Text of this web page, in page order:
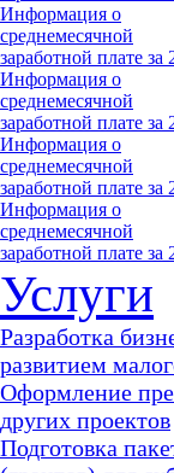
Информация о
среднемесячной
заработной плате за
Информация о
среднемесячной
заработной плате за
Информация о
среднемесячной
заработной плате за
Информация о
среднемесячной
заработной плате за
Услуги
Разработка
развитием
Оформление
других проектов
Подготовка